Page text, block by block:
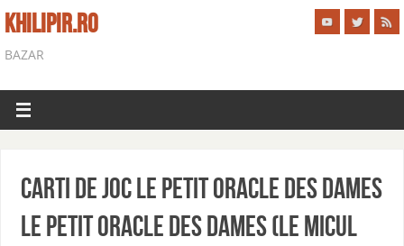
KHILIPIR.RO
BAZAR
Carti de joc LE PETIT ORACLE DES DAMES
Le Petit Oracle des Dames (Le Micul